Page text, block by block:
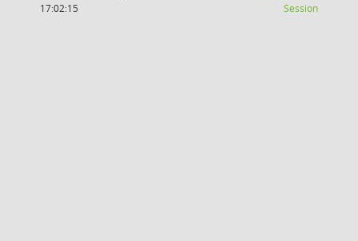
17:02:15
Session(Wird in